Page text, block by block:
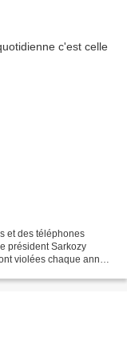
et des téléphones
président Sarkozy
violées chaque année